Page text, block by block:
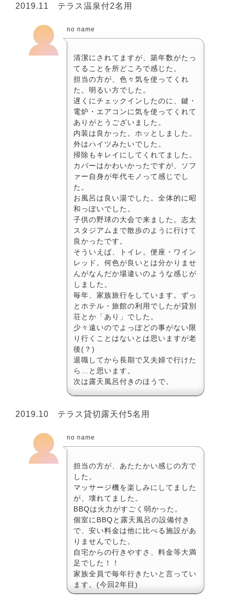
2019.11 テラス温泉付2名用
no name
清潔にされてますが、築年数がたっ
てることを所どころで感じた。
担当の方が、色々気を使ってくれ
た。明るい方でした。
遅くにチェックインしたのに、鍵・
電炉・エアコンに気を使ってくれて
ありがとうございました。
内装は良かった。ホッとしました。
外はハイツみたいでした。
掃除もキレイにしてくれてました。
カバーはかわいかったですが、ソフ
ァー自身が年代モノって感じでし
た。
お風呂は良い湯でした。全体的に昭
和っぽいでした。
子供の野球の大会で来ました。志太
スタジアムまで散歩のように行けて
良かったです。
そういえば、トイレ。便座・ワイン
レッド。何色が良いとは分かりませ
んがなんだか場違いのような感じが
しました。
毎年、家族旅行をしています。ずっ
とホテル・旅館の利用でしたが貸別
荘とか「あり」でした。
少々遠いのでよっぽどの事がない限
り行くことはないとは思いますが老
後(？)
退職してから長期で又夫婦で行けた
ら…と思います。
次は露天風呂付きのほうで。
2019.10 テラス貸切露天付5名用
no name
担当の方が、あたたかい感じの方で
した。
マッサージ機を楽しみにしてました
が、壊れてました。
BBQは火力がすごく弱かった。
個室にBBQと露天風呂の設備付き
で、安い料金は他に比べる施設があ
りませんでした。
自宅からの行きやすさ、料金等大満
足でした！！
家族全員で毎年行きたいと言ってい
ます。(今回2年目)